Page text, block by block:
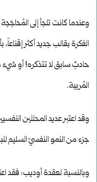
وعندما كانت تلجأ إلى
الفكرة بقالب جديد أكثر
حادثٍ سابق لا تتذكره! أو شيء
المُريبة.
وقد اعتبر عديد المحللين
جزء من النمو النفسيّ السليم
وبالنسبة لعقدة أوديب: فقد